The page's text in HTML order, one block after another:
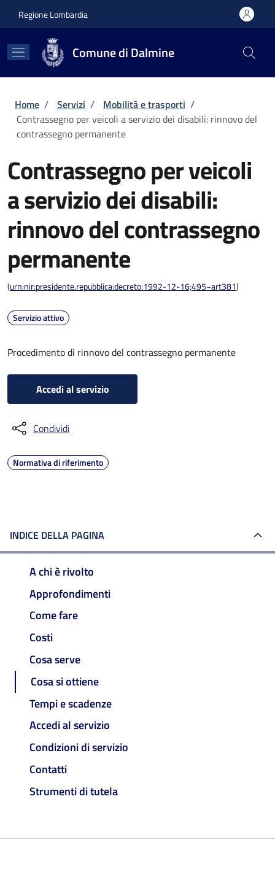
Regione Lombardia
Comune di Dalmine
Briciole di pane
Home / Servizi / Mobilità e trasporti /
Contrassegno per veicoli a servizio dei disabili: rinnovo del
contrassegno permanente
Contrassegno per veicoli
a servizio dei disabili:
rinnovo del contrassegno
permanente
(urn:nir:presidente.repubblica:decreto:1992-12-16;495~art381)
Servizio attivo
Procedimento di rinnovo del contrassegno permanente
Accedi al servizio
Condividi
Normativa di riferimento
INDICE DELLA PAGINA
A chi è rivolto
Approfondimenti
Come fare
Costi
Cosa serve
Cosa si ottiene
Tempi e scadenze
Accedi al servizio
Condizioni di servizio
Contatti
Strumenti di tutela